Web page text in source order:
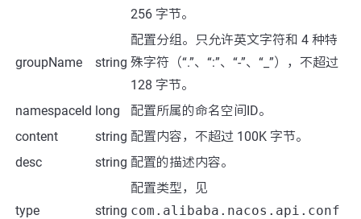
256 字节。
groupName string
配置分组。只允许英文字符和 4 种特
殊字符（“.”、“:”、“-”、“_”），不超过
128 字节。
namespaceId long
配置所属的命名空间ID。
content
string 配置内容，不超过 100K 字节。
desc
string 配置的描述内容。
type string
配置类型，见
com.alibaba.nacos.api.conf